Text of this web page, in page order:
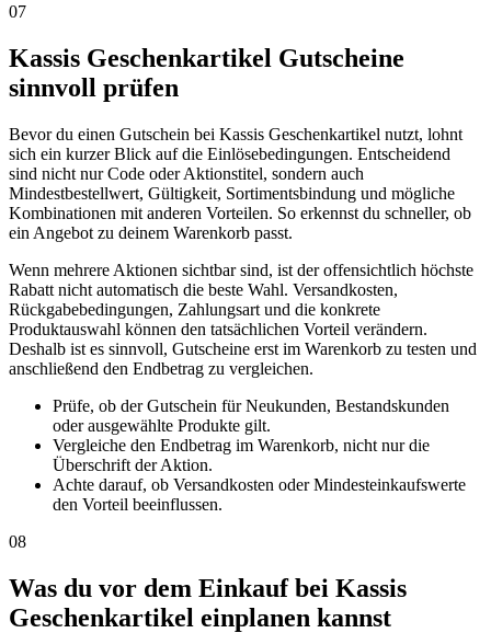
07
Kassis Geschenkartikel Gutscheine
sinnvoll prüfen
Bevor du einen Gutschein bei Kassis Geschenkartikel nutzt, lohnt
sich ein kurzer Blick auf die Einlösebedingungen. Entscheidend
sind nicht nur Code oder Aktionstitel, sondern auch
Mindestbestellwert, Gültigkeit, Sortimentsbindung und mögliche
Kombinationen mit anderen Vorteilen. So erkennst du schneller, ob
ein Angebot zu deinem Warenkorb passt.
Wenn mehrere Aktionen sichtbar sind, ist der offensichtlich höchste
Rabatt nicht automatisch die beste Wahl. Versandkosten,
Rückgabebedingungen, Zahlungsart und die konkrete
Produktauswahl können den tatsächlichen Vorteil verändern.
Deshalb ist es sinnvoll, Gutscheine erst im Warenkorb zu testen und
anschließend den Endbetrag zu vergleichen.
Prüfe, ob der Gutschein für Neukunden, Bestandskunden
oder ausgewählte Produkte gilt.
Vergleiche den Endbetrag im Warenkorb, nicht nur die
Überschrift der Aktion.
Achte darauf, ob Versandkosten oder Mindesteinkaufswerte
den Vorteil beeinflussen.
08
Was du vor dem Einkauf bei Kassis
Geschenkartikel einplanen kannst